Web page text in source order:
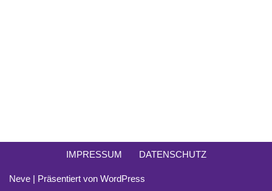
IMPRESSUM DATENSCHUTZ
Neve | Präsentiert von WordPress